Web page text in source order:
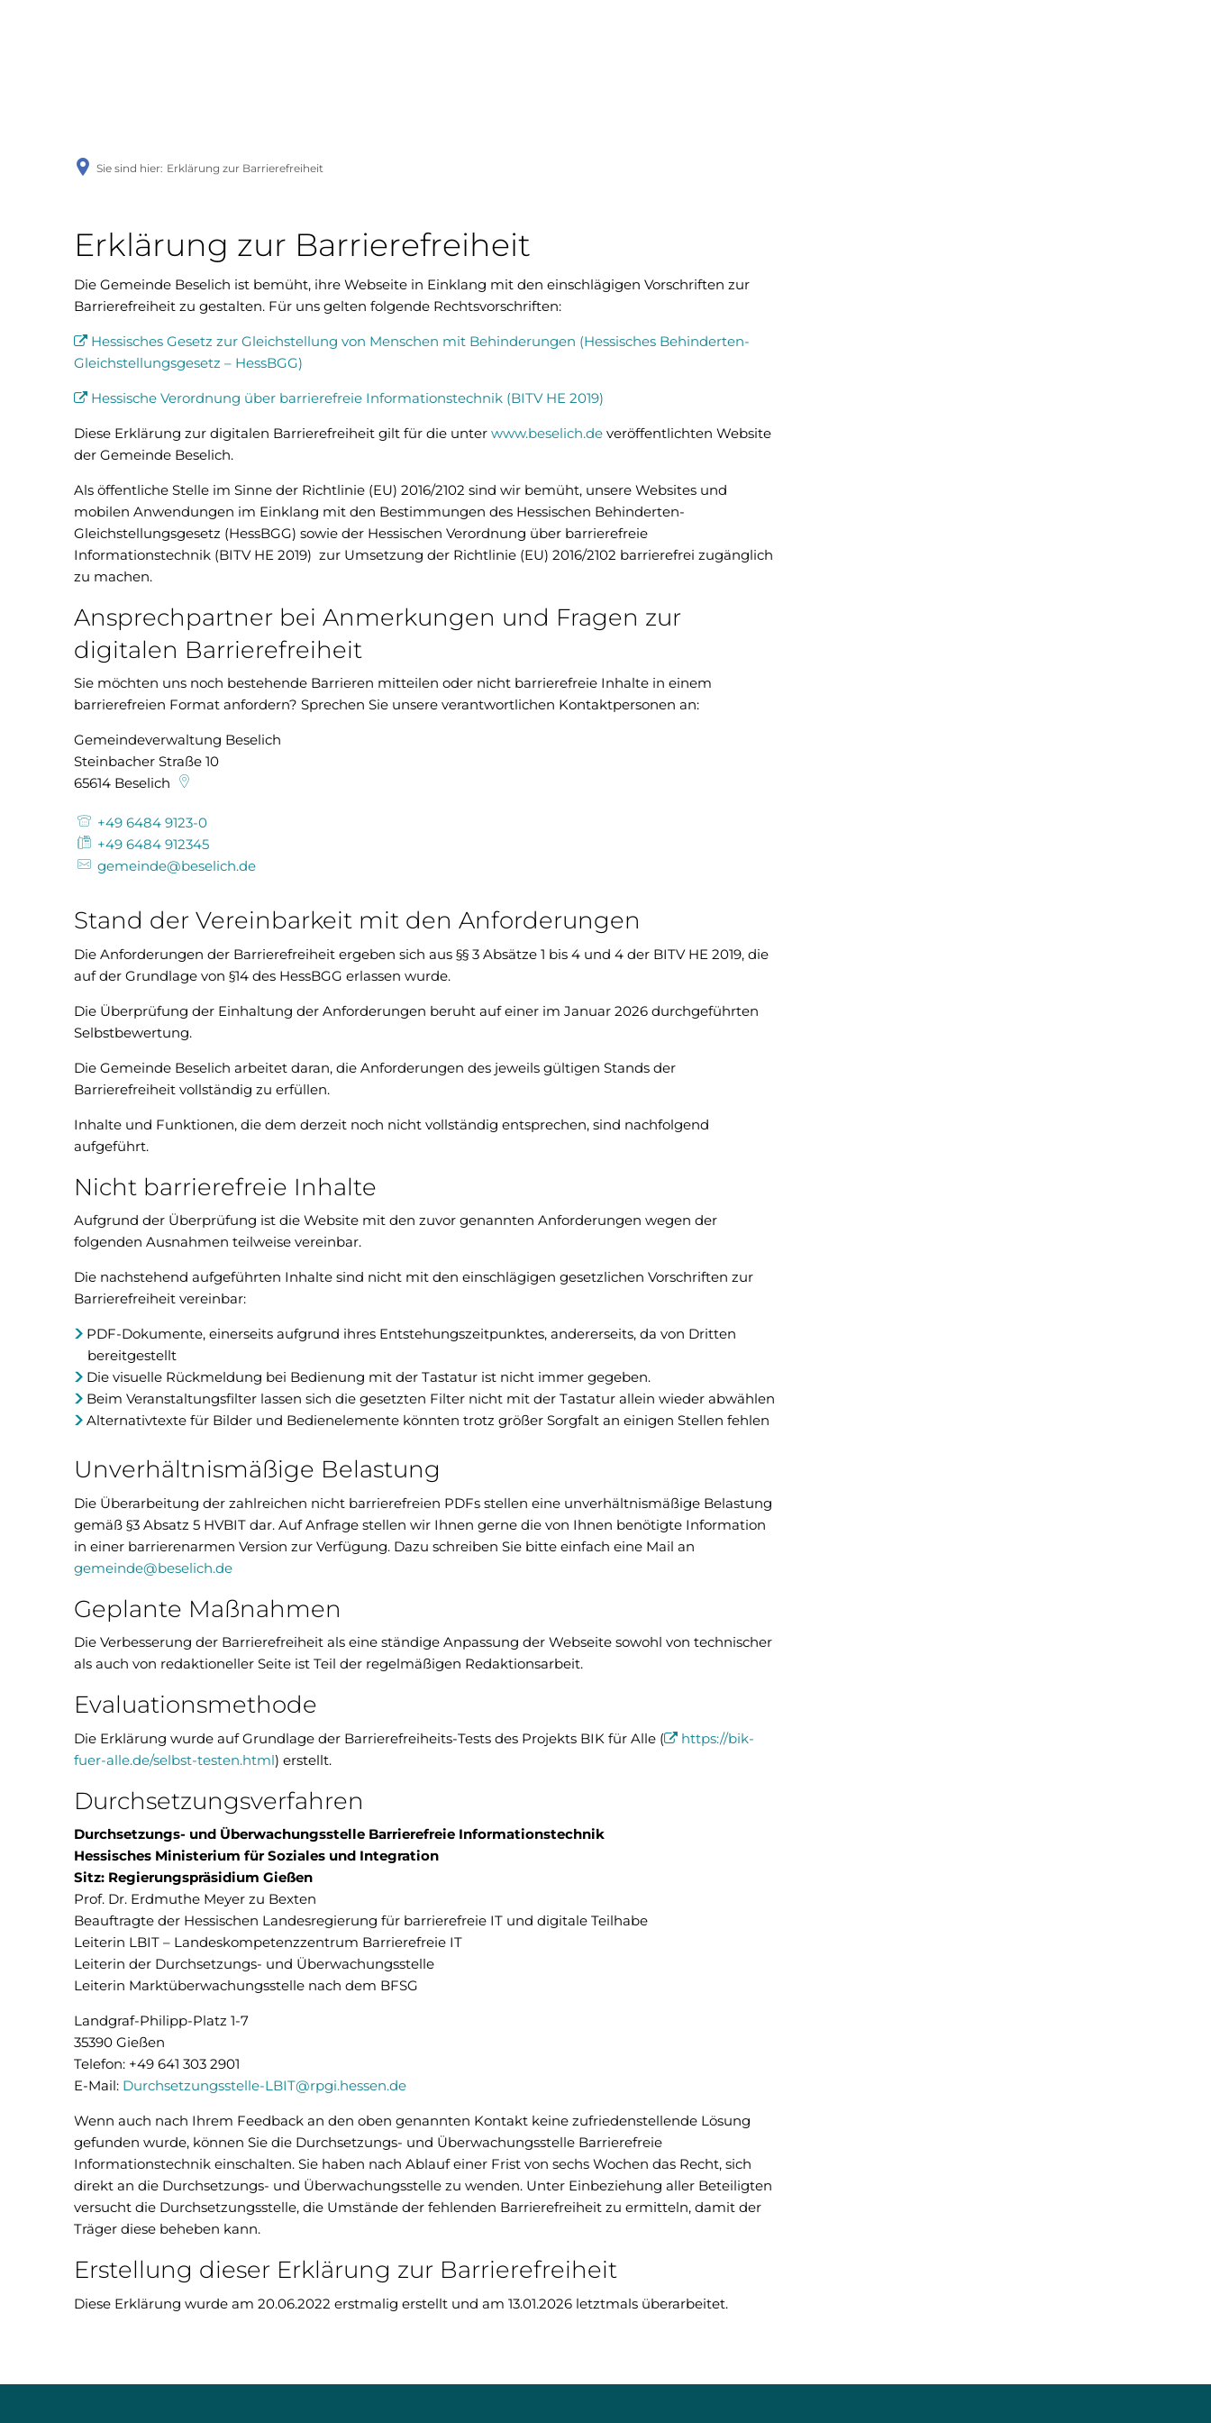
Sie sind hier: Erklärung zur Barrierefreiheit
Erklärung zur Barrierefreiheit
Die Gemeinde Beselich ist bemüht, ihre Webseite in Einklang mit den einschlägigen Vorschriften zur
Barrierefreiheit zu gestalten. Für uns gelten folgende Rechtsvorschriften:
Hessisches Gesetz zur Gleichstellung von Menschen mit Behinderungen (Hessisches Behinderten-
Gleichstellungsgesetz – HessBGG)
Hessische Verordnung über barrierefreie Informationstechnik (BITV HE 2019)
Diese Erklärung zur digitalen Barrierefreiheit gilt für die unter www.beselich.de veröffentlichten Website
der Gemeinde Beselich.
Als öffentliche Stelle im Sinne der Richtlinie (EU) 2016/2102 sind wir bemüht, unsere Websites und
mobilen Anwendungen im Einklang mit den Bestimmungen des Hessischen Behinderten-
Gleichstellungsgesetz (HessBGG) sowie der Hessischen Verordnung über barrierefreie
Informationstechnik (BITV HE 2019) zur Umsetzung der Richtlinie (EU) 2016/2102 barrierefrei zugänglich
zu machen.
Ansprechpartner bei Anmerkungen und Fragen zur
digitalen Barrierefreiheit
Sie möchten uns noch bestehende Barrieren mitteilen oder nicht barrierefreie Inhalte in einem
barrierefreien Format anfordern? Sprechen Sie unsere verantwortlichen Kontaktpersonen an:
Gemeindeverwaltung Beselich
Steinbacher Straße 10
65614 Beselich
+49 6484 9123-0
+49 6484 912345
gemeinde@beselich.de
Stand der Vereinbarkeit mit den Anforderungen
Die Anforderungen der Barrierefreiheit ergeben sich aus §§ 3 Absätze 1 bis 4 und 4 der BITV HE 2019, die
auf der Grundlage von §14 des HessBGG erlassen wurde.
Die Überprüfung der Einhaltung der Anforderungen beruht auf einer im Januar 2026 durchgeführten
Selbstbewertung.
Die Gemeinde Beselich arbeitet daran, die Anforderungen des jeweils gültigen Stands der
Barrierefreiheit vollständig zu erfüllen.
Inhalte und Funktionen, die dem derzeit noch nicht vollständig entsprechen, sind nachfolgend
aufgeführt.
Nicht barrierefreie Inhalte
Aufgrund der Überprüfung ist die Website mit den zuvor genannten Anforderungen wegen der
folgenden Ausnahmen teilweise vereinbar.
Die nachstehend aufgeführten Inhalte sind nicht mit den einschlägigen gesetzlichen Vorschriften zur
Barrierefreiheit vereinbar:
PDF-Dokumente, einerseits aufgrund ihres Entstehungszeitpunktes, andererseits, da von Dritten
bereitgestellt
Die visuelle Rückmeldung bei Bedienung mit der Tastatur ist nicht immer gegeben.
Beim Veranstaltungsfilter lassen sich die gesetzten Filter nicht mit der Tastatur allein wieder abwählen
Alternativtexte für Bilder und Bedienelemente könnten trotz größer Sorgfalt an einigen Stellen fehlen
Unverhältnismäßige Belastung
Die Überarbeitung der zahlreichen nicht barrierefreien PDFs stellen eine unverhältnismäßige Belastung
gemäß §3 Absatz 5 HVBIT dar. Auf Anfrage stellen wir Ihnen gerne die von Ihnen benötigte Information
in einer barrierenarmen Version zur Verfügung. Dazu schreiben Sie bitte einfach eine Mail an
gemeinde@beselich.de
Geplante Maßnahmen
Die Verbesserung der Barrierefreiheit als eine ständige Anpassung der Webseite sowohl von technischer
als auch von redaktioneller Seite ist Teil der regelmäßigen Redaktionsarbeit.
Evaluationsmethode
Die Erklärung wurde auf Grundlage der Barrierefreiheits-Tests des Projekts BIK für Alle (
https://bik-
fuer-alle.de/selbst-testen.html) erstellt.
Durchsetzungsverfahren
Durchsetzungs- und Überwachungsstelle Barrierefreie Informationstechnik
Hessisches Ministerium für Soziales und Integration
Sitz: Regierungspräsidium Gießen
Prof. Dr. Erdmuthe Meyer zu Bexten
Beauftragte der Hessischen Landesregierung für barrierefreie IT und digitale Teilhabe
Leiterin LBIT – Landeskompetenzzentrum Barrierefreie IT
Leiterin der Durchsetzungs- und Überwachungsstelle
Leiterin Marktüberwachungsstelle nach dem BFSG
Landgraf-Philipp-Platz 1-7
35390 Gießen
Telefon: +49 641 303 2901
E-Mail: Durchsetzungsstelle-LBIT@rpgi.hessen.de
Wenn auch nach Ihrem Feedback an den oben genannten Kontakt keine zufriedenstellende Lösung
gefunden wurde, können Sie die Durchsetzungs- und Überwachungsstelle Barrierefreie
Informationstechnik einschalten. Sie haben nach Ablauf einer Frist von sechs Wochen das Recht, sich
direkt an die Durchsetzungs- und Überwachungsstelle zu wenden. Unter Einbeziehung aller Beteiligten
versucht die Durchsetzungsstelle, die Umstände der fehlenden Barrierefreiheit zu ermitteln, damit der
Träger diese beheben kann.
Erstellung dieser Erklärung zur Barrierefreiheit
Diese Erklärung wurde am 20.06.2022 erstmalig erstellt und am 13.01.2026 letztmals überarbeitet.